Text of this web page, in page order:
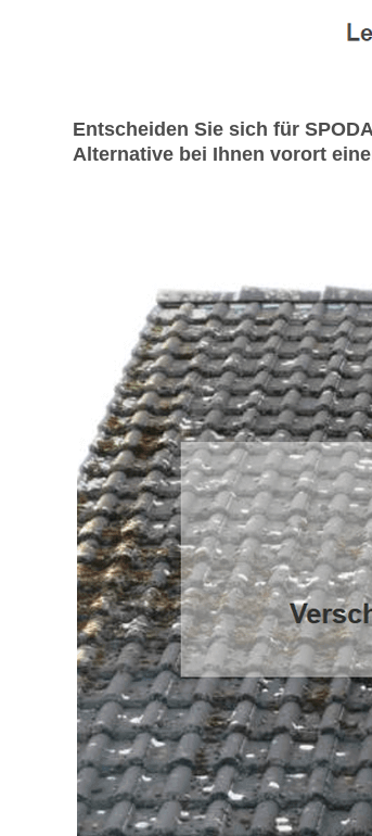
Entscheiden Sie sich für
Alternative bei Ihnen vorort